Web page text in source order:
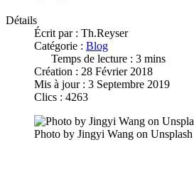
Détails
Écrit par : Th.Reyser
Catégorie : Blog
Temps de lecture : 3 mins
Création : 28 Février 2018
Mis à jour : 3 Septembre 2019
Clics : 4263
Photo by Jingyi Wang on Unsplash